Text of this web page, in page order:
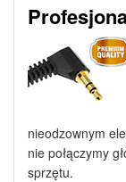
nieodzownym
nie połączymy
sprzętu.